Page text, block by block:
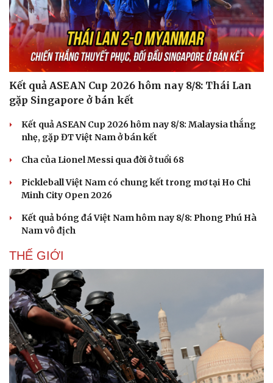
Du lịch
Tư vấn
Săn Tour
check-in
Podcast
Câu chuyện thời sự
Đọc truyện đêm khuya
Cửa sổ tình yêu
Kể chuyện cho bé
Kết quả ASEAN Cup 2026 hôm nay 8/8: Thái Lan
gặp Singapore ở bán kết
Kết quả ASEAN Cup 2026 hôm nay 8/8: Malaysia thắng
nhẹ, gặp ĐT Việt Nam ở bán kết
Cha của Lionel Messi qua đời ở tuổi 68
Pickleball Việt Nam có chung kết trong mơ tại Ho Chi
Minh City Open 2026
Kết quả bóng đá Việt Nam hôm nay 8/8: Phong Phú Hà
Nam vô địch
THẾ GIỚI